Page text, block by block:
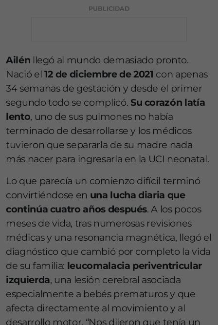
PUBLICIDAD
Ailén llegó al mundo demasiado pronto.
Nació el 12 de diciembre de 2021 con apenas
34 semanas de gestación y desde el primer
segundo todo se complicó. Su corazón latía
lento, uno de sus pulmones no había
terminado de desarrollarse y los médicos
tuvieron que separarla de su madre nada
más nacer para ingresarla en la UCI neonatal.
Lo que parecía un comienzo difícil terminó
convirtiéndose en una lucha diaria que
continúa cuatro años después. A los pocos
meses de vida, tras numerosas revisiones
médicas y una resonancia magnética, llegó el
diagnóstico que cambió por completo la vida
de su familia: leucomalacia periventricular
izquierda, una lesión cerebral asociada
especialmente a bebés prematuros y que
afecta directamente al movimiento y al
desarrollo motor. “Nos dijeron que tenía un